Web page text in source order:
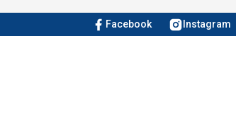
Facebook Instagram